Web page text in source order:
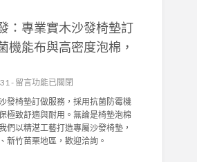
！
園
常
管
理
，
成
就
業
實
木
發
墊
訂
做
，
：專業實木沙發椅墊訂
機能布與高密度泡棉，
- 在
〈
上
美
沙
發
留言功能已關閉
發椅墊訂做服務，採用抗菌防霉機
極致舒適與耐用。無論是椅墊泡棉
們以精湛工藝打造專屬沙發椅墊，
新竹苗栗地區，歡迎洽詢。